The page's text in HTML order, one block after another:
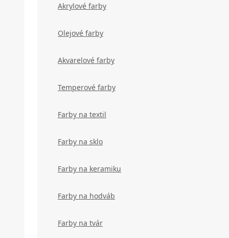
Akrylové farby
Olejové farby
Akvarelové farby
Temperové farby
Farby na textil
Farby na sklo
Farby na keramiku
Farby na hodváb
Farby na tvár